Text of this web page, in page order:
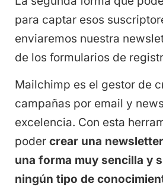
para captar esos
enviaremos nuestra
de los formularios de
Mailchimp es el gestor de
campañas por email y
excelencia. Con esta
poder crear una
una forma muy sencilla y
ningún tipo de